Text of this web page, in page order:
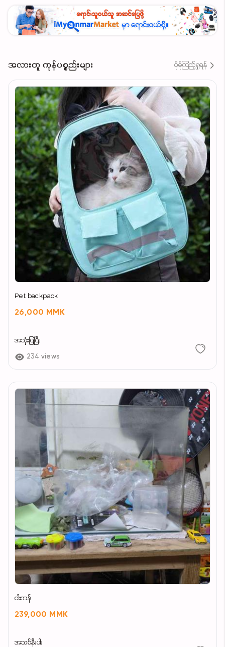
အလားတူ ကုန်ပစ္စည်းများ ပိုမိုကြည့်ရှုရန်
Pet backpack
26,000 MMK
အသုံးပြုပြီး
234 views
ငါးကန်
239,000 MMK
အသစ်နီးပါး